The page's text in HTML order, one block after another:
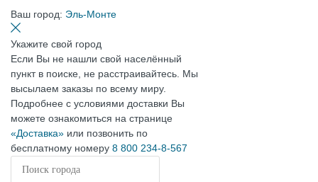
Ваш город: Эль-Монте
Укажите свой город
Если Вы не нашли свой населённый
пункт в поиске, не расстраивайтесь. Мы
высылаем заказы по всему миру.
Подробнее с условиями доставки Вы
можете ознакомиться на странице
«Доставка» или позвонить по
бесплатному номеру 8 800 234-8-567